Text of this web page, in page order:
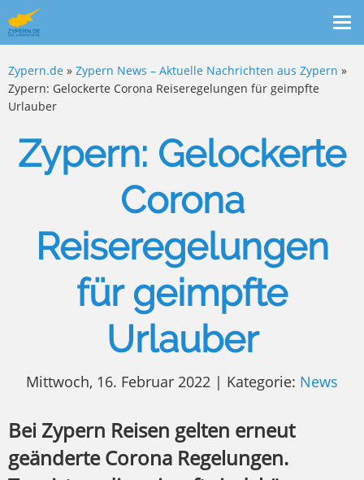
Zypern.de » Zypern News – Aktuelle Nachrichten aus Zypern »
Zypern: Gelockerte Corona Reiseregelungen für geimpfte
Urlauber
Zypern: Gelockerte
Corona
Reiseregelungen
für geimpfte
Urlauber
Mittwoch, 16. Februar 2022 | Kategorie: News
Bei Zypern Reisen gelten erneut
geänderte Corona Regelungen.